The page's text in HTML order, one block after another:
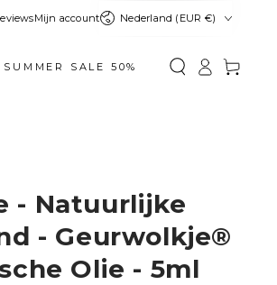
Mijn account Nederland (EUR €)
SUMMER SALE 50% Inloggen
- Natuurlijke
- Geurwolkje®
Olie - 5ml